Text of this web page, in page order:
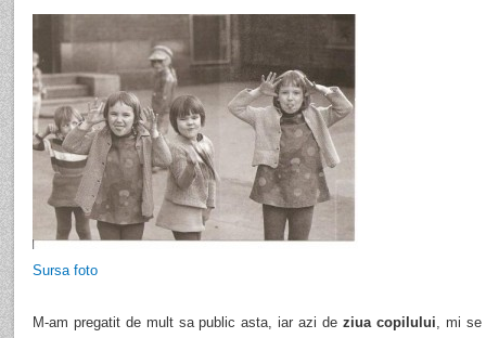
Sursa foto
M-am pregatit de mult sa public asta, iar azi de ziua copilului, mi se